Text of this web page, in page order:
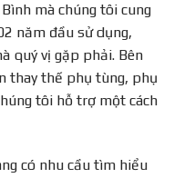
mà chúng tôi cung
năm đầu sử dụng,
quý vị gặp phải. Bên
thay thế phụ tùng, phụ
tôi hỗ trợ một cách
có nhu cầu tìm hiểu